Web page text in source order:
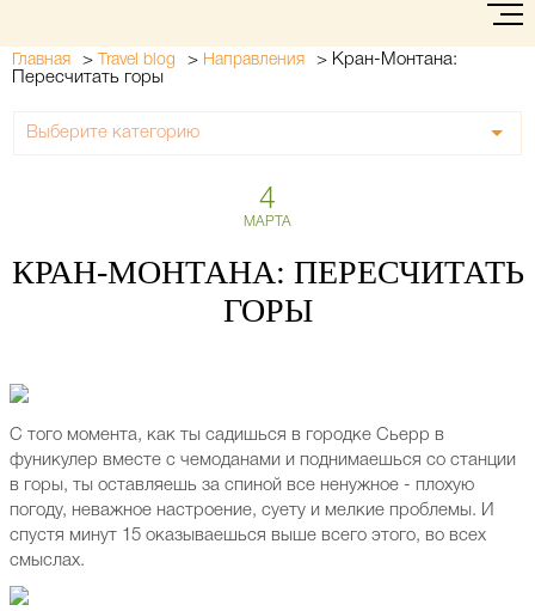
Главная > Travel blog > Направления > Кран-Монтана:
Пересчитать горы
Выберите категорию
4
МАРТА
КРАН-МОНТАНА: ПЕРЕСЧИТАТЬ
ГОРЫ
С того момента, как ты садишься в городке Сьерр в
фуникулер вместе с чемоданами и поднимаешься со станции
в горы, ты оставляешь за спиной все ненужное - плохую
погоду, неважное настроение, суету и мелкие проблемы. И
спустя минут 15 оказываешься выше всего этого, во всех
смыслах.